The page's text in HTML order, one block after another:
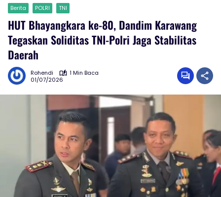
Berita POLRI TNI
HUT Bhayangkara ke-80, Dandim Karawang
Tegaskan Soliditas TNI-Polri Jaga Stabilitas
Daerah
Rohendi
1 Min Baca
01/07/2026